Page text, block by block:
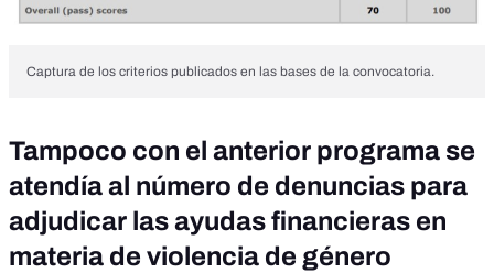
Captura de los criterios publicados en las bases de la convocatoria.
Tampoco con el anterior programa se
atendía al número de denuncias para
adjudicar las ayudas financieras en
materia de violencia de género